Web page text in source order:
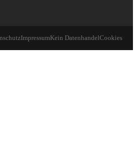
ImpressumKein DatenhandelCookies